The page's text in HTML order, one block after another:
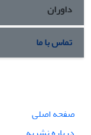
داوران
تماس با ما
صفحه اصلی